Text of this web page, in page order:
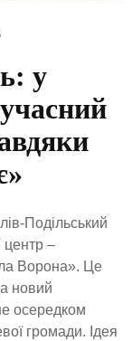
у
Подільський
центр –
Ворона». Це
новий
осередком
громади. Ідея